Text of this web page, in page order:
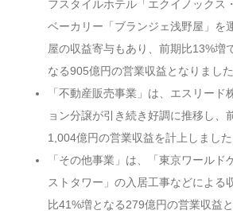
フスタイルホテル「エクイノックス
ベーカリー「ブランジェ浅野屋」を
屋の収益寄与もあり、前期比13%増
なる905億円の営業収益となりました
「不動産販売事業」は、エスリード
ョン分譲が引き続き好調に推移し、
1,004億円の営業収益を計上しました
「その他事業」は、「東京ワール
ストタワー」の入居工事などによる
比41%増となる279億円の営業収益と